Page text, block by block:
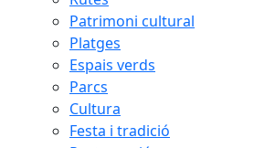
Patrimoni cultural
Platges
Espais verds
Parcs
Cultura
Festa i tradició